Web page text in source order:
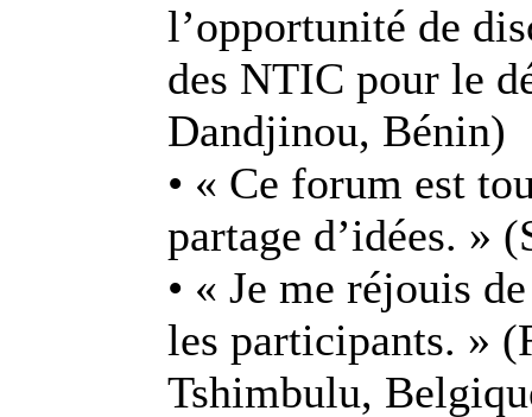
l’opportunité de
des NTIC pour le
Dandjinou, Bénin)
• « Ce forum est
partage d’idées. »
• « Je me réjouis
les participants. »
Tshimbulu,